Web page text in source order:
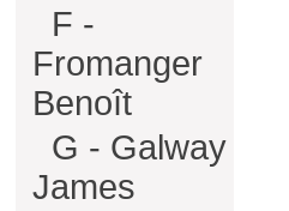
F -
Fromanger
Benoît
G - Galway
James